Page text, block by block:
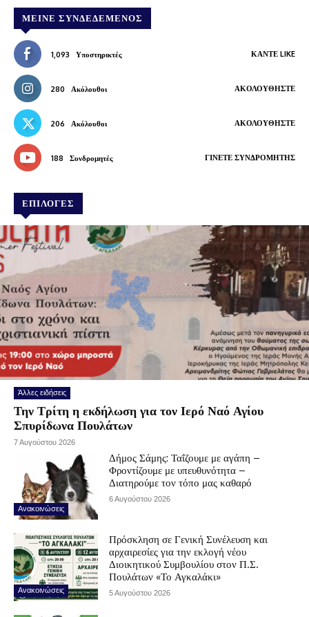
ΜΕΊΝΕ ΣΥΝΔΕΔΕΜΈΝΟΣ
1,093 Υποστηρικτές ΚΆΝΤΕ LIKE
280 Ακόλουθοι ΑΚΟΛΟΥΘΉΣΤΕ
206 Ακόλουθοι ΑΚΟΛΟΥΘΉΣΤΕ
188 Συνδρομητές ΓΊΝΕΤΕ ΣΥΝΔΡΟΜΗΤΉΣ
ΕΠΙΛΟΓΕΣ
Άλλες ειδήσεις
Την Τρίτη η εκδήλωση για τον Ιερό Ναό Αγίου
Σπυρίδωνα Πουλάτων
7 Αυγούστου 2026
Ανακοινώσεις
Δήμος Σάμης: Ταΐζουμε με αγάπη –
Φροντίζουμε με υπευθυνότητα –
Διατηρούμε τον τόπο μας καθαρό
6 Αυγούστου 2026
Ανακοινώσεις
Πρόσκληση σε Γενική Συνέλευση και
αρχαιρεσίες για την εκλογή νέου
Διοικητικού Συμβουλίου στον Π.Σ.
Πουλάτων «Το Αγκαλάκι»
5 Αυγούστου 2026